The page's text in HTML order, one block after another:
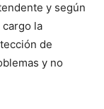
y según
la
de
y no